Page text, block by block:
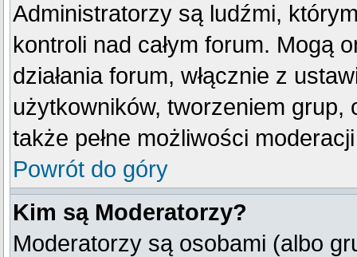
Administratorzy są ludźmi,
kontroli nad całym forum. Mogą
działania forum, włącznie z
użytkowników, tworzeniem grup,
także pełne możliwości
Powrót do góry
Kim są Moderatorzy?
Moderatorzy są osobami (albo